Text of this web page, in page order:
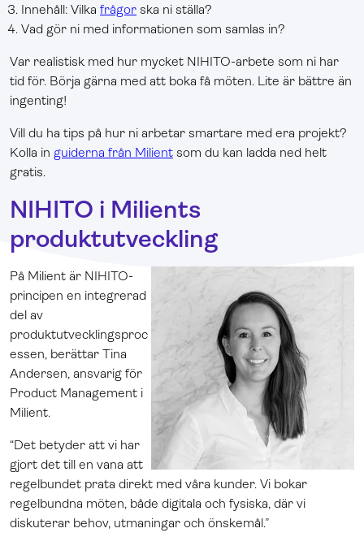
Innehåll: Vilka frågor ska ni ställa?
Vad gör ni med informationen som samlas in?
Var realistisk med hur mycket NIHITO-arbete som ni har
tid för. Börja gärna med att boka få möten. Lite är bättre än
ingenting!
Vill du ha tips på hur ni arbetar smartare med era projekt?
Kolla in guiderna från Milient som du kan ladda ned helt
gratis.
NIHITO i Milients
produktutveckling
På Milient är NIHITO-
principen en integrerad
del av
produktutvecklingsproc
essen, berättar Tina
Andersen, ansvarig för
Product Management i
Milient.
“Det betyder att vi har
gjort det till en vana att
regelbundet prata direkt med våra kunder. Vi bokar
regelbundna möten, både digitala och fysiska, där vi
diskuterar behov, utmaningar och önskemål.”